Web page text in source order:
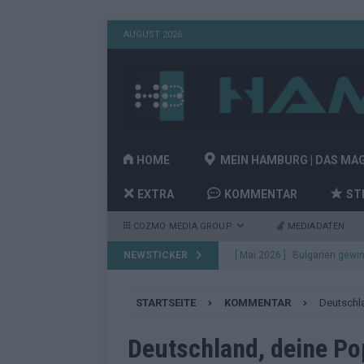
AUGUST 2026
HOME MEIN HAMBURG | DAS
EXTRA KOMMENTAR
COZMO MEDIA GROUP MEDIADATEN
NEWSTICKER [ Mai 2026 ] Bulgarien
[ Mai 2026 ] Das
Highlights EUROVISION
STARTSEITE KOMMENTAR
Deutschland, deine